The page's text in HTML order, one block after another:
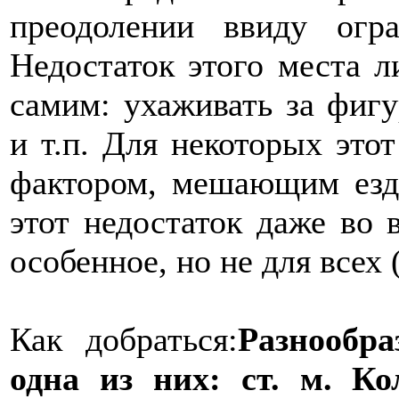
преодолении ввиду
Недостаток этого места
самим: ухаживать за
и т.п. Для некоторых
фактором, мешающим
этот недостаток даже
особенное, но не для
Как добраться:
одна из них: ст. м.